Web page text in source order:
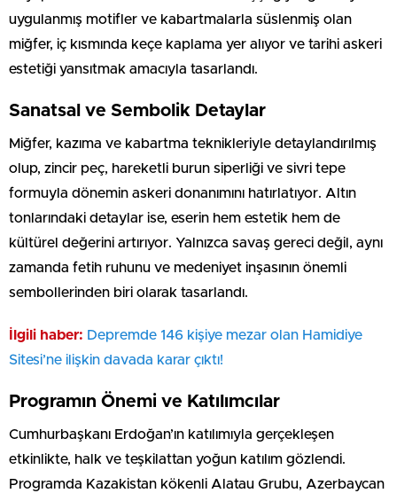
uygulanmış motifler ve kabartmalarla süslenmiş olan
miğfer, iç kısmında keçe kaplama yer alıyor ve tarihi askeri
estetiği yansıtmak amacıyla tasarlandı.
Sanatsal ve Sembolik Detaylar
Miğfer, kazıma ve kabartma teknikleriyle detaylandırılmış
olup, zincir peç, hareketli burun siperliği ve sivri tepe
formuyla dönemin askeri donanımını hatırlatıyor. Altın
tonlarındaki detaylar ise, eserin hem estetik hem de
kültürel değerini artırıyor. Yalnızca savaş gereci değil, aynı
zamanda fetih ruhunu ve medeniyet inşasının önemli
sembollerinden biri olarak tasarlandı.
İlgili haber: Depremde 146 kişiye mezar olan Hamidiye
Sitesi’ne ilişkin davada karar çıktı!
Programın Önemi ve Katılımcılar
Cumhurbaşkanı Erdoğan’ın katılımıyla gerçekleşen
etkinlikte, halk ve teşkilattan yoğun katılım gözlendi.
Programda Kazakistan kökenli Alatau Grubu, Azerbaycan